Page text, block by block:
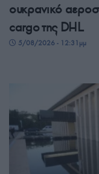
ουκρανικό
cargo της DHL
5/08/2026 - 12:31μμ